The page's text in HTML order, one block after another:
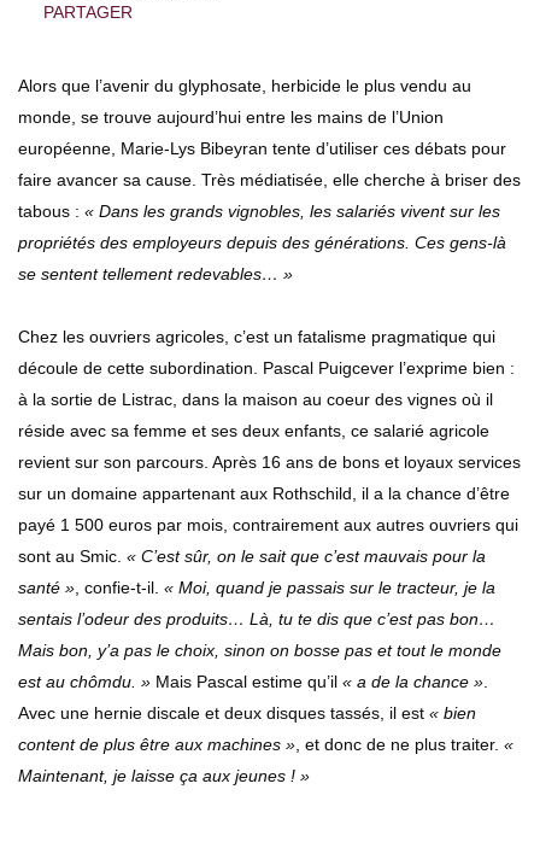
PARTAGER
Alors que l’avenir du glyphosate, herbicide le plus vendu au
monde, se trouve aujourd’hui entre les mains de l’Union
européenne, Marie-Lys Bibeyran tente d’utiliser ces débats pour
faire avancer sa cause. Très médiatisée, elle cherche à briser des
tabous : « Dans les grands vignobles, les salariés vivent sur les
propriétés des employeurs depuis des générations. Ces gens-là
se sentent tellement redevables… »
Chez les ouvriers agricoles, c’est un fatalisme pragmatique qui
découle de cette subordination. Pascal Puigcever l’exprime bien :
à la sortie de Listrac, dans la maison au coeur des vignes où il
réside avec sa femme et ses deux enfants, ce salarié agricole
revient sur son parcours. Après 16 ans de bons et loyaux services
sur un domaine appartenant aux Rothschild, il a la chance d’être
payé 1 500 euros par mois, contrairement aux autres ouvriers qui
sont au Smic. « C’est sûr, on le sait que c’est mauvais pour la
santé » , confie-t-il. « Moi, quand je passais sur le tracteur, je la
sentais l’odeur des produits… Là, tu te dis que c’est pas bon…
Mais bon, y’a pas le choix, sinon on bosse pas et tout le monde
est au chômdu. » Mais Pascal estime qu’il « a de la chance »
Avec une hernie discale et deux disques tassés, il est « bien
content de plus être aux machines » , et donc de ne plus traiter. «
Maintenant, je laisse ça aux jeunes ! »